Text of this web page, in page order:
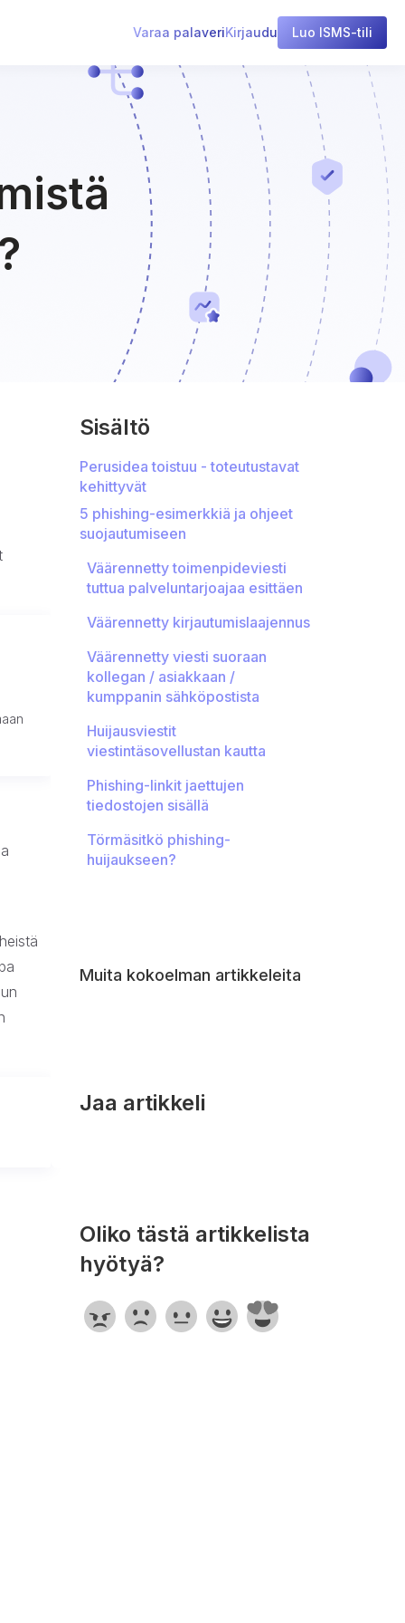
Varaa palaveriKirjaudu Luo ISMS-tili
Sisältö
Perusidea toistuu - toteutustavat
kehittyvät
5 phishing-esimerkkiä ja ohjeet
suojautumiseen
Väärennetty toimenpideviesti
tuttua palveluntarjoajaa esittäen
Väärennetty kirjautumislaajennus
Väärennetty viesti suoraan
kollegan / asiakkaan /
kumppanin sähköpostista
Huijausviestit
viestintäsovellustan kautta
Phishing-linkit jaettujen
tiedostojen sisällä
Törmäsitkö phishing-
huijaukseen?
Muita kokoelman artikkeleita
Jaa artikkeli
Oliko tästä artikkelista
hyötyä?